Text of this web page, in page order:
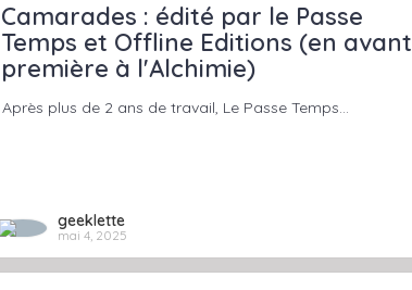
Camarades : édité par le Passe
Temps et Offline Editions (en avant
première à l'Alchimie)
Après plus de 2 ans de travail, Le Passe Temps…
geeklette
mai 4, 2025